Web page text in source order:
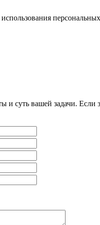
суть вашей задачи. Если